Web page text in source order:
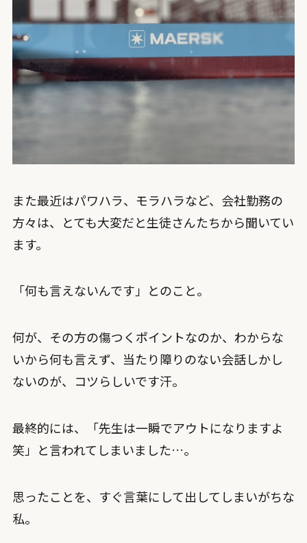
また最近はパワハラ、モラハラなど、会社勤務の
方々は、とても大変だと生徒さんたちから聞いてい
ます。
「何も言えないんです」とのこと。
何が、その方の傷つくポイントなのか、わからな
いから何も言えず、当たり障りのない会話しかし
ないのが、コツらしいです汗。
最終的には、「先生は一瞬でアウトになりますよ
笑」と言われてしまいました…。
思ったことを、すぐ言葉にして出してしまいがちな
私。